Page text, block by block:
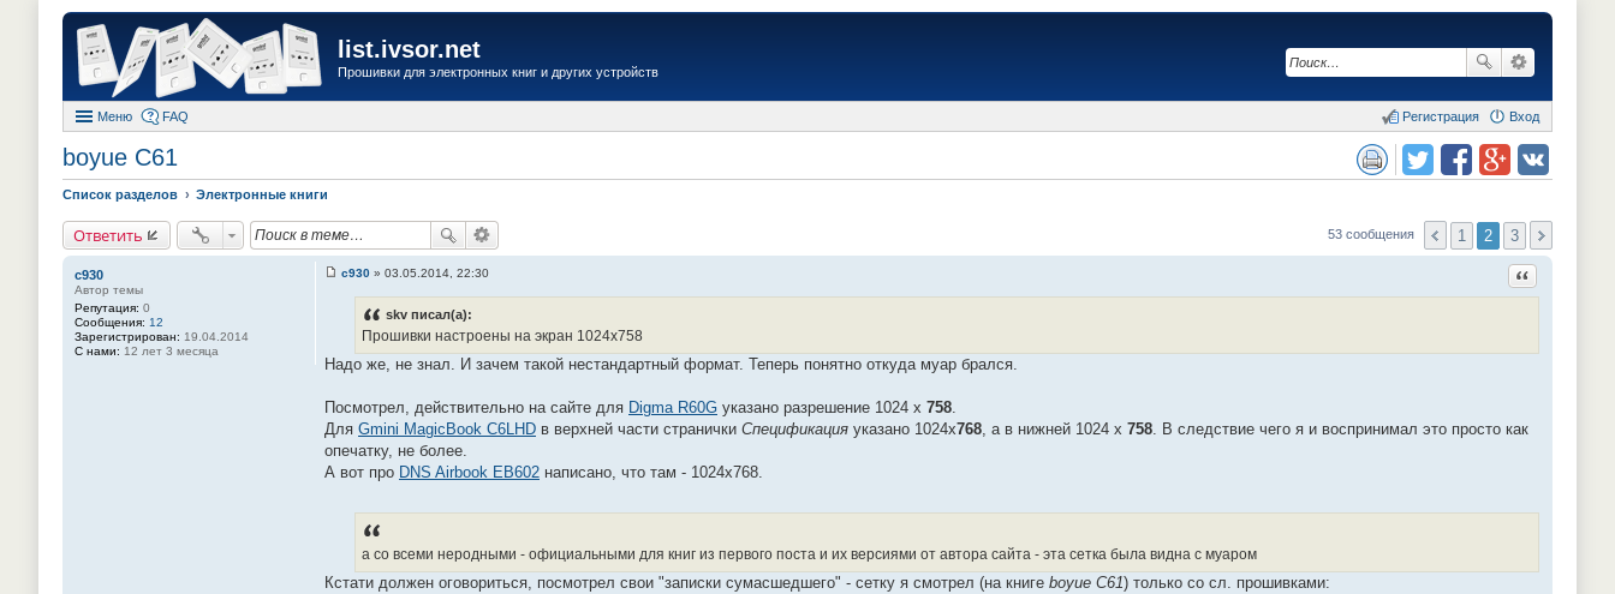
list.ivsor.net
Прошивки для электронных книг и других устройств
Меню FAQ Вход
Регистрация
boyue C61
Список разделов Электронные книги
Ответить 53 сообщения 1 2 3
c930
Автор темы
Репутация: 0
Сообщения: 12
Зарегистрирован: 19.04.2014
С нами: 12 лет 3 месяца
Ответить с
н
#
2
c930 » 03.05.2014, 22:30
skv писал(а):
Прошивки настроены на экран 1024x758
Надо же, не знал. И зачем такой нестандартный формат. Теперь понятно откуда муар брался.
Посмотрел, действительно на сайте для Digma R60G указано разрешение 1024 x 758.
Для Gmini MagicBook C6LHD в верхней части странички Спецификация указано 1024х768, а в нижней 1024 x 758. В следствие чего я и воспринимал это просто как
опечатку, не более.
А вот про DNS Airbook EB602 написано, что там - 1024х768.
а со всеми неродными - официальными для книг из первого поста и их версиями от автора сайта - эта сетка была видна с муаром
Кстати должен оговориться, посмотрел свои "записки сумасшедшего" - сетку я смотрел (на книге boyue C61) только со сл. прошивками: